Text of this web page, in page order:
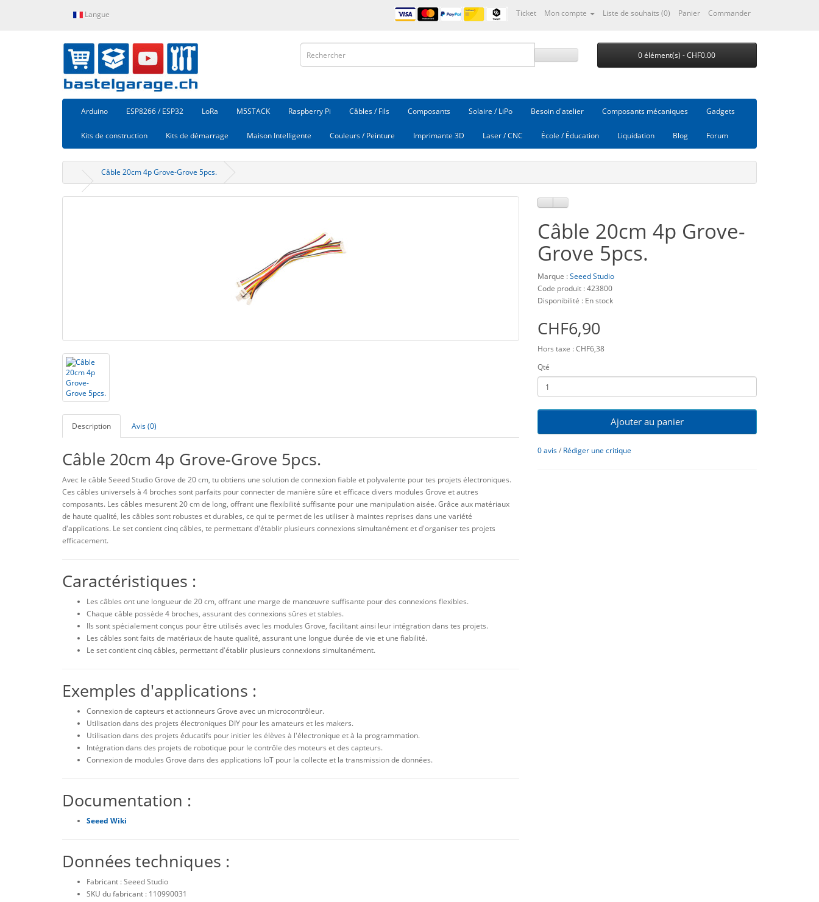
Langue Ticket Mon compte Liste de souhaits (0) Panier Commander
0 élément(s) - CHF0.00
Arduino ESP8266 / ESP32 LoRa M5STACK Raspberry Pi Câbles / Fils Composants Solaire / LiPo Besoin d'atelier Composants mécaniques Gadgets
Kits de construction Kits de démarrage Maison Intelligente Couleurs / Peinture Imprimante 3D Laser / CNC École / Éducation Liquidation Blog Forum
Câble 20cm 4p Grove-Grove 5pcs.
Description Avis (0)
Câble 20cm 4p Grove-Grove 5pcs.
Avec le câble Seeed Studio Grove de 20 cm, tu obtiens une solution de connexion fiable et polyvalente pour tes projets électroniques.
Ces câbles universels à 4 broches sont parfaits pour connecter de manière sûre et efficace divers modules Grove et autres
composants. Les câbles mesurent 20 cm de long, offrant une flexibilité suffisante pour une manipulation aisée. Grâce aux matériaux
de haute qualité, les câbles sont robustes et durables, ce qui te permet de les utiliser à maintes reprises dans une variété
d'applications. Le set contient cinq câbles, te permettant d'établir plusieurs connexions simultanément et d'organiser tes projets
efficacement.
Caractéristiques :
Les câbles ont une longueur de 20 cm, offrant une marge de manœuvre suffisante pour des connexions flexibles.
Chaque câble possède 4 broches, assurant des connexions sûres et stables.
Ils sont spécialement conçus pour être utilisés avec les modules Grove, facilitant ainsi leur intégration dans tes projets.
Les câbles sont faits de matériaux de haute qualité, assurant une longue durée de vie et une fiabilité.
Le set contient cinq câbles, permettant d'établir plusieurs connexions simultanément.
Exemples d'applications :
Connexion de capteurs et actionneurs Grove avec un microcontrôleur.
Utilisation dans des projets électroniques DIY pour les amateurs et les makers.
Utilisation dans des projets éducatifs pour initier les élèves à l'électronique et à la programmation.
Intégration dans des projets de robotique pour le contrôle des moteurs et des capteurs.
Connexion de modules Grove dans des applications IoT pour la collecte et la transmission de données.
Documentation :
Seeed Wiki
Données techniques :
Fabricant : Seeed Studio
SKU du fabricant : 110990031
Câble 20cm 4p Grove-
Grove 5pcs.
Marque :Seeed Studio
Code produit : 423800
Disponibilité : En stock
CHF6,90
Hors taxe : CHF6,38
Qté
Ajouter au panier
0 avis/ Rédiger une critique